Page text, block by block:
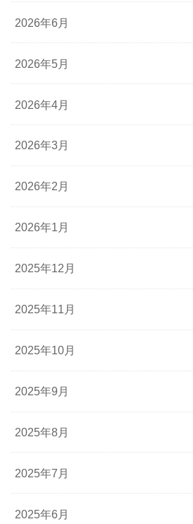
2026年6月
2026年5月
2026年4月
2026年3月
2026年2月
2026年1月
2025年12月
2025年11月
2025年10月
2025年9月
2025年8月
2025年7月
2025年6月